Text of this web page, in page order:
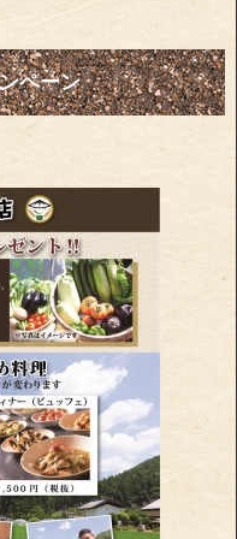
ペーン